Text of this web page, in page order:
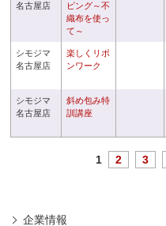
名古屋店
ピング～不
織布を使っ
て～
シモジマ
名古屋店
楽しくリボ
ンワーク
シモジマ
名古屋店
斜め包み特
訓講座
1 2 3
企業情報